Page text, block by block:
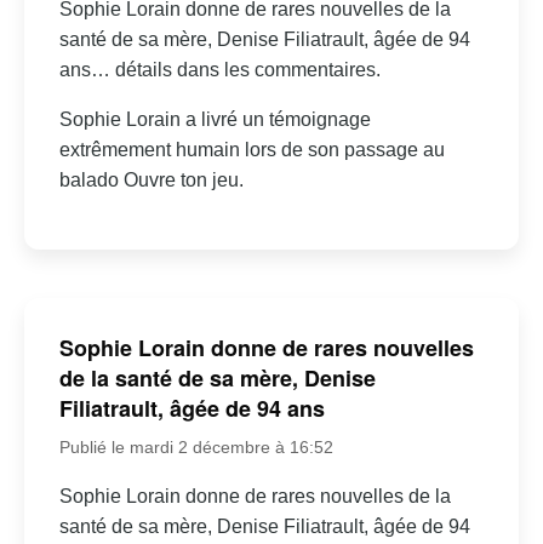
Sophie Lorain donne de rares nouvelles de la
santé de sa mère, Denise Filiatrault, âgée de 94
ans… détails dans les commentaires.
Sophie Lorain a livré un témoignage
extrêmement humain lors de son passage au
balado Ouvre ton jeu.
Sophie Lorain donne de rares nouvelles
de la santé de sa mère, Denise
Filiatrault, âgée de 94 ans
Publié le mardi 2 décembre à 16:52
Sophie Lorain donne de rares nouvelles de la
santé de sa mère, Denise Filiatrault, âgée de 94